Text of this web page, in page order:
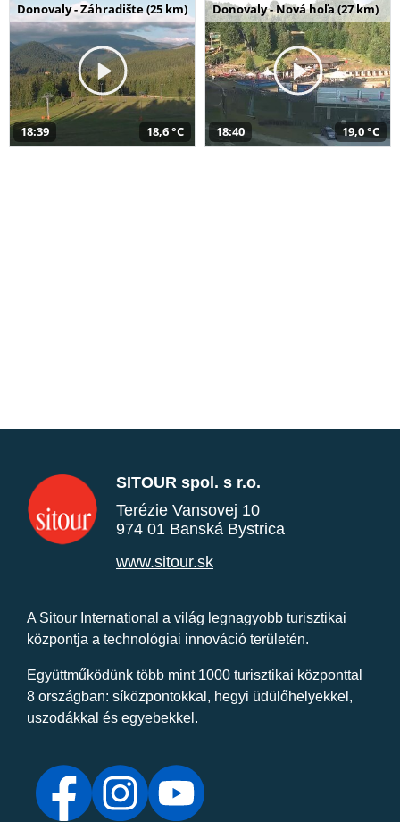
Donovaly - Záhradište (25 km)
18:39 18,6 °C
Donovaly - Nová hoľa (27 km)
18:40 19,0 °C
SITOUR spol. s r.o.
Terézie Vansovej 10
974 01 Banská Bystrica
www.sitour.sk
A Sitour International a világ legnagyobb turisztikai
központja a technológiai innováció területén.
Együttműködünk több mint 1000 turisztikai központtal
8 országban: síközpontokkal, hegyi üdülőhelyekkel,
uszodákkal és egyebekkel.